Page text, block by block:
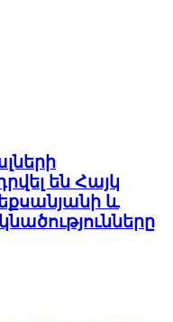
են Հայկ
և